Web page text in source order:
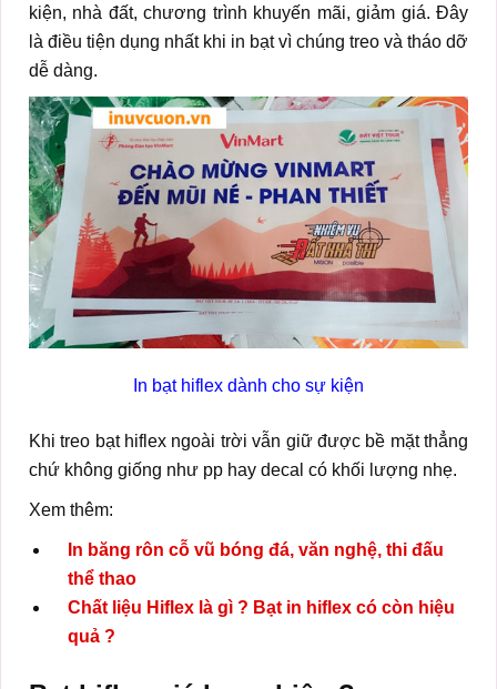
kiện, nhà đất, chương trình khuyến mãi, giảm giá. Đây
là điều tiện dụng nhất khi in bạt vì chúng treo và tháo dỡ
dễ dàng.
In bạt hiflex dành cho sự kiện
Khi treo bạt hiflex ngoài trời vẫn giữ được bề mặt thẳng
chứ không giống như pp hay decal có khối lượng nhẹ.
Xem thêm:
In băng rôn cỗ vũ bóng đá, văn nghệ, thi đấu
thể thao
Chất liệu Hiflex là gì ? Bạt in hiflex có còn hiệu
quả ?